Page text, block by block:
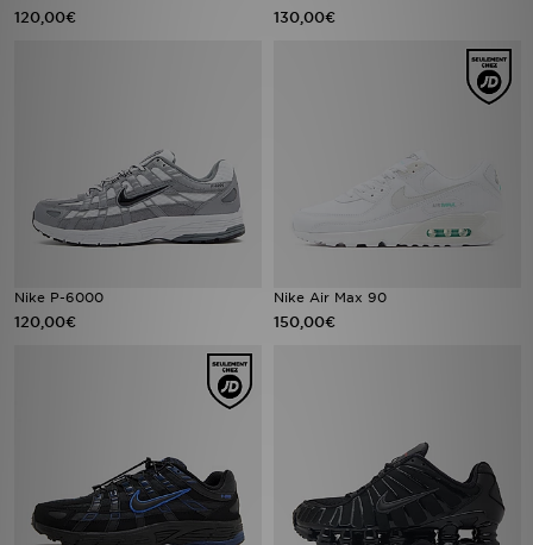
120,00€ 130,00€
Nike P-6000
120,00€
Nike Air Max 90
150,00€